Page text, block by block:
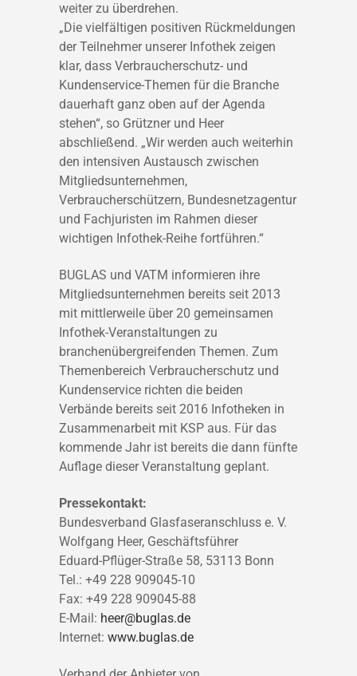
weiter zu überdrehen.
„Die vielfältigen positiven Rückmeldungen
der Teilnehmer unserer Infothek zeigen
klar, dass Verbraucherschutz- und
Kundenservice-Themen für die Branche
dauerhaft ganz oben auf der Agenda
stehen“, so Grützner und Heer
abschließend. „Wir werden auch weiterhin
den intensiven Austausch zwischen
Mitgliedsunternehmen,
Verbraucherschützern, Bundesnetzagentur
und Fachjuristen im Rahmen dieser
wichtigen Infothek-Reihe fortführen.“
BUGLAS und VATM informieren ihre
Mitgliedsunternehmen bereits seit 2013
mit mittlerweile über 20 gemeinsamen
Infothek-Veranstaltungen zu
branchenübergreifenden Themen. Zum
Themenbereich Verbraucherschutz und
Kundenservice richten die beiden
Verbände bereits seit 2016 Infotheken in
Zusammenarbeit mit KSP aus. Für das
kommende Jahr ist bereits die dann fünfte
Auflage dieser Veranstaltung geplant.
Pressekontakt:
Bundesverband Glasfaseranschluss e. V.
Wolfgang Heer, Geschäftsführer
Eduard-Pflüger-Straße 58, 53113 Bonn
Tel.: +49 228 909045-10
Fax: +49 228 909045-88
E-Mail: heer@buglas.de
Internet: www.buglas.de